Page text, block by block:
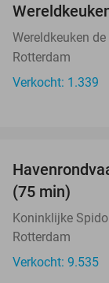
Wereldkeuken
Rotterdam
Verkocht: 1.339
(75 min)
Koninklijke Spido
Rotterdam
Verkocht: 9.535